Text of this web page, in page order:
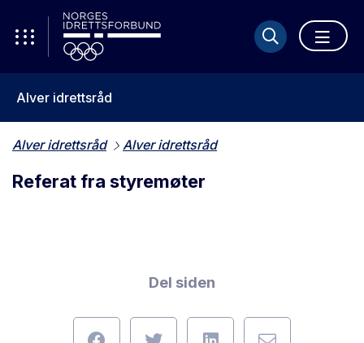
Alver idrettsråd
Alver idrettsråd Alver idrettsråd
Referat fra styremøter
Del siden